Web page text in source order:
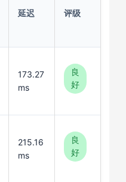
延迟 评级
173.27
ms
良
好
215.16
ms
良
好